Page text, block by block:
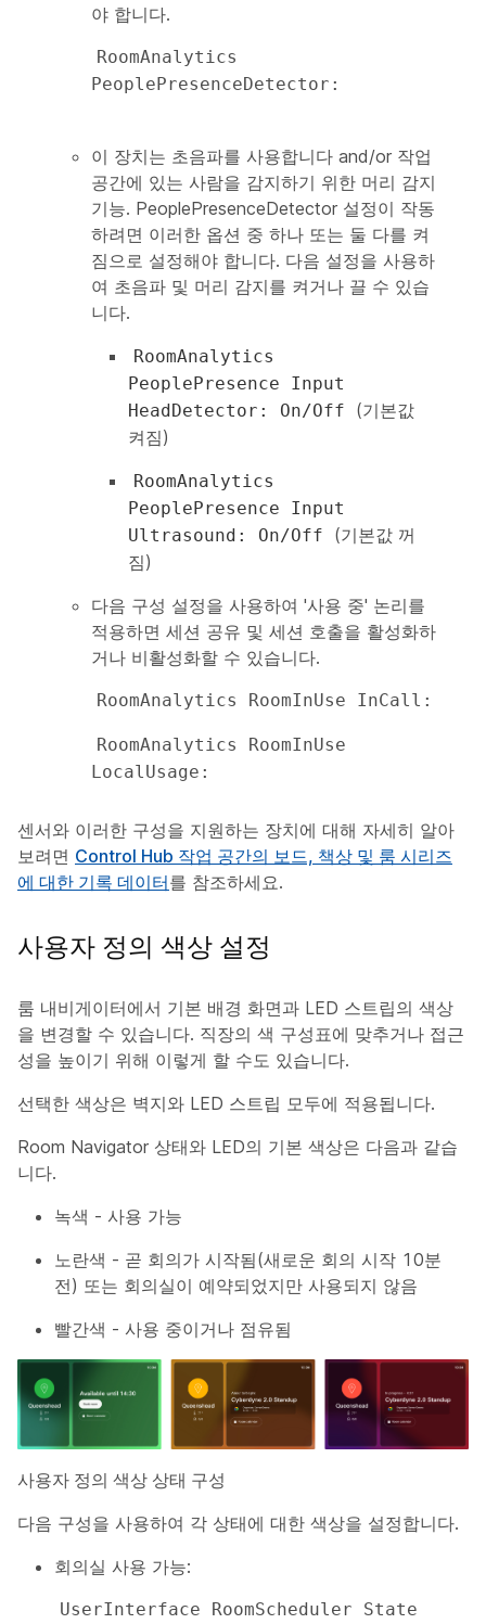
야 합니다.
RoomAnalytics
PeoplePresenceDetector:
이 장치는 초음파를 사용합니다 and/or 작업
공간에 있는 사람을 감지하기 위한 머리 감지
기능. PeoplePresenceDetector 설정이 작동
하려면 이러한 옵션 중 하나 또는 둘 다를 켜
짐으로 설정해야 합니다. 다음 설정을 사용하
여 초음파 및 머리 감지를 켜거나 끌 수 있습
니다.
RoomAnalytics
PeoplePresence Input
HeadDetector: On/Off
(기본값
켜짐)
RoomAnalytics
PeoplePresence Input
Ultrasound: On/Off
(기본값 꺼
짐)
다음 구성 설정을 사용하여 '사용 중' 논리를
적용하면 세션 공유 및 세션 호출을 활성화하
거나 비활성화할 수 있습니다.
RoomAnalytics RoomInUse
LocalUsage:
센서와 이러한 구성을 지원하는 장치에 대해 자세히 알아
보려면 Control Hub 작업 공간의 보드, 책상 및 룸 시리즈
에 대한 기록 데이터를 참조하세요.
사용자 정의 색상 설정
룸 내비게이터에서 기본 배경 화면과 LED 스트립의 색상
을 변경할 수 있습니다. 직장의 색 구성표에 맞추거나 접근
성을 높이기 위해 이렇게 할 수도 있습니다.
선택한 색상은 벽지와 LED 스트립 모두에 적용됩니다.
Room Navigator 상태와 LED의 기본 색상은 다음과 같습
니다.
녹색 - 사용 가능
노란색 - 곧 회의가 시작됨(새로운 회의 시작 10분
전) 또는 회의실이 예약되었지만 사용되지 않음
빨간색 - 사용 중이거나 점유됨
사용자 정의 색상 상태 구성
다음 구성을 사용하여 각 상태에 대한 색상을 설정합니다.
회의실 사용 가능:
UserInterface RoomScheduler State